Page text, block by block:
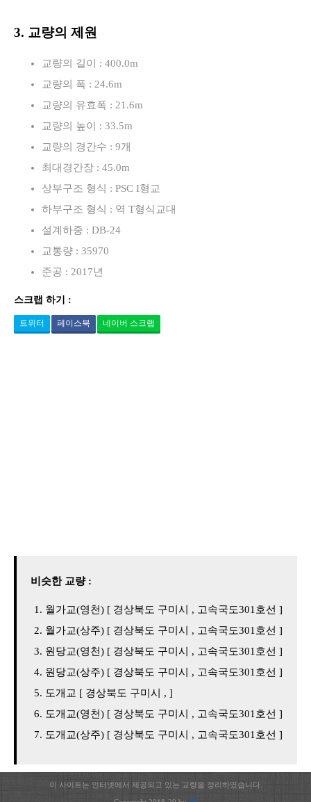
3. 교량의 제원
교량의 길이 : 400.0m
교량의 폭 : 24.6m
교량의 유효폭 : 21.6m
교량의 높이 : 33.5m
교량의 경간수 : 9개
최대경간장 : 45.0m
상부구조 형식 : PSC I형교
하부구조 형식 : 역 T형식교대
설계하중 : DB-24
교통량 : 35970
준공 : 2017년
스크랩 하기 :
트위터 페이스북 네이버 스크랩
비슷한 교량 :
월가교(영천) [ 경상북도 구미시 , 고속국도301호선 ]
월가교(상주) [ 경상북도 구미시 , 고속국도301호선 ]
원당교(영천) [ 경상북도 구미시 , 고속국도301호선 ]
원당교(상주) [ 경상북도 구미시 , 고속국도301호선 ]
도개교 [ 경상북도 구미시 , ]
도개교(영천) [ 경상북도 구미시 , 고속국도301호선 ]
도개교(상주) [ 경상북도 구미시 , 고속국도301호선 ]
이 사이트는 인터넷에서 제공되고 있는 교량을 정리하였습니다.